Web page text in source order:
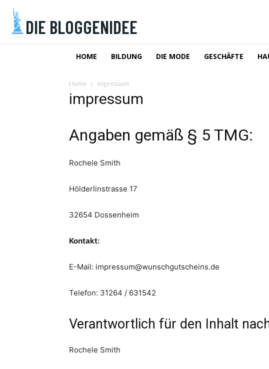
DIE BLOGGENIDEE
HOME BILDUNG DIE MODE GESCHÄFTE
Home impressum
impressum
Angaben gemäß § 5 TMG:
Rochele Smith
Hölderlinstrasse 17
32654 Dossenheim
Kontakt:
E-Mail: impressum@wunschgutscheins.de
Telefon: 31264 / 631542
Verantwortlich für den Inhalt
Rochele Smith